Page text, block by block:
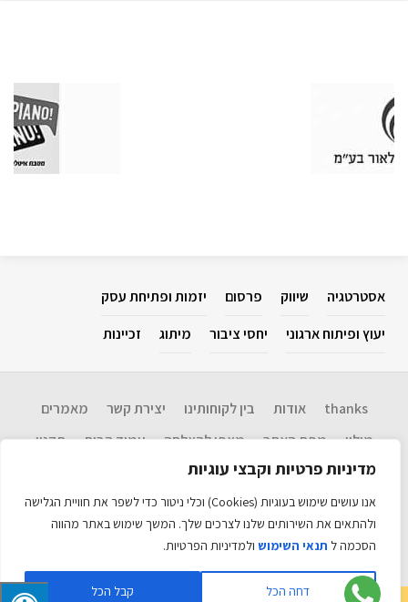
מדיניות פרטיות וקבצי עוגיות
אנו עושים שימוש בעוגיות (Cookies) וכלי ניטור כדי לשפר את חוויית הגלישה
ולהתאים את השירותים שלנו לצרכים שלך. המשך שימוש באתר מהווה
הסכמה ל תנאי השימוש ולמדיניות הפרטיות.
דחה הכל קבל הכל
אסטרטגיה שיווק פרסום
יזמות ופתיחת עסק
יעוץ ופיתוח ארגוני
יחסי ציבור מיתוג זכיינות
thanks אודות בין לקוחותינו יצירת קשר
מאמרים
מילון
מפת האתר מצפן להצלחה​ עמוד הבית תקנון
Disclaimer: המידע בנושא שיווק, אסטרטגיה, יחסי ציבור, פרסום, יזמות ופתיחת
לנכונות המידע ועדכניותו ולכל תוצאה שתיגרם עקב שימוש במידע זה. אין לראות
במידע כל המלצה לביצוע פעולה. האתר כולל מידע עדכני רב. כל הזכויות שמורות
האתר מקודם ע״יאקזיט טכנולוגיות